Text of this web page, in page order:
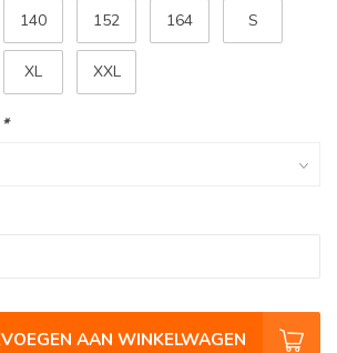
140 152 164 S
XL XXL
*
AAN WINKELWAGEN